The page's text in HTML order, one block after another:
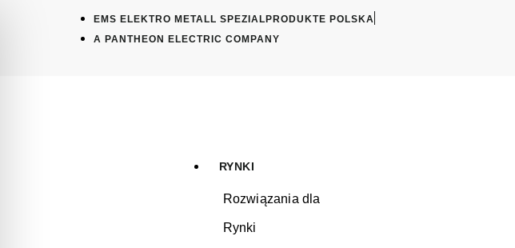
EMS ELEKTRO METALL SPEZIALPRODUKTE POLSKA
A PANTHEON ELECTRIC COMPANY
RYNKI
Rozwiązania dla
Rynki